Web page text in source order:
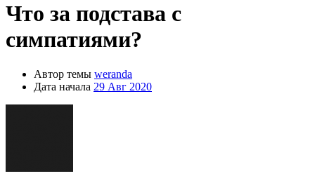
Что за подстава с
симпатиями?
Автор темы weranda
Дата начала 29 Авг 2020